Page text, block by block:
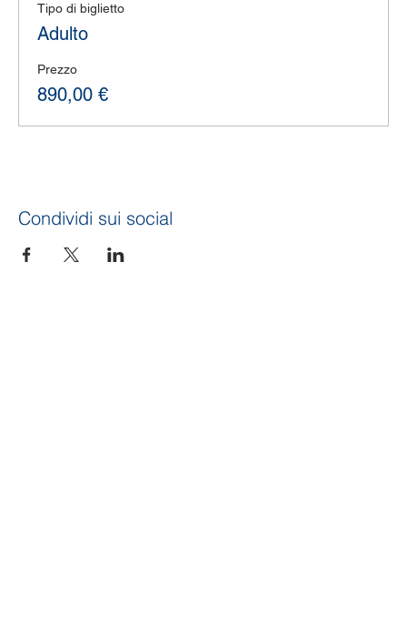
Tipo di biglietto
Adulto
Prezzo
890,00 €
Condividi sui social